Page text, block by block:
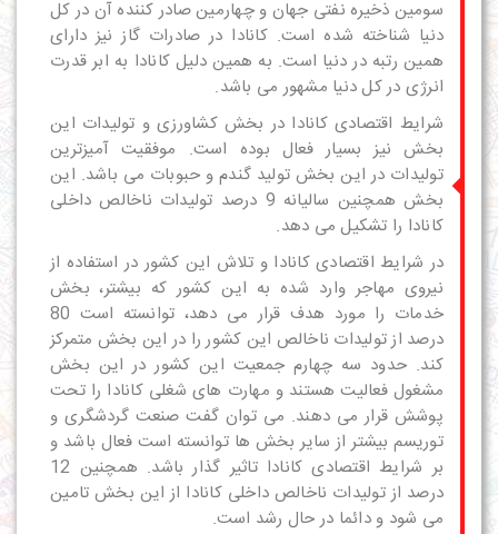
سومین ذخیره نفتی جهان و چهارمین صادر کننده آن در کل
دنیا شناخته شده است. کانادا در صادرات گاز نیز دارای
همین رتبه در دنیا است. به همین دلیل کانادا به ابر قدرت
انرژی در کل دنیا مشهور می باشد.
شرایط اقتصادی کانادا در بخش کشاورزی و تولیدات این
بخش نیز بسیار فعال بوده است. موفقیت آمیزترین
تولیدات در این بخش تولید گندم و حبوبات می باشد. این
بخش همچنین سالیانه 9 درصد تولیدات ناخالص داخلی
کانادا را تشکیل می دهد.
در شرایط اقتصادی کانادا و تلاش این کشور در استفاده از
نیروی مهاجر وارد شده به این کشور که بیشتر، بخش
خدمات را مورد هدف قرار می دهد، توانسته است 80
درصد از تولیدات ناخالص این کشور را در این بخش متمرکز
کند. حدود سه چهارم جمعیت این کشور در این بخش
مشغول فعالیت هستند و مهارت های شغلی کانادا را تحت
پوشش قرار می دهند. می توان گفت صنعت گردشگری و
توریسم بیشتر از سایر بخش ها توانسته است فعال باشد و
بر شرایط اقتصادی کانادا تاثیر گذار باشد. همچنین 12
درصد از تولیدات ناخالص داخلی کانادا از این بخش تامین
می شود و دائما در حال رشد است.